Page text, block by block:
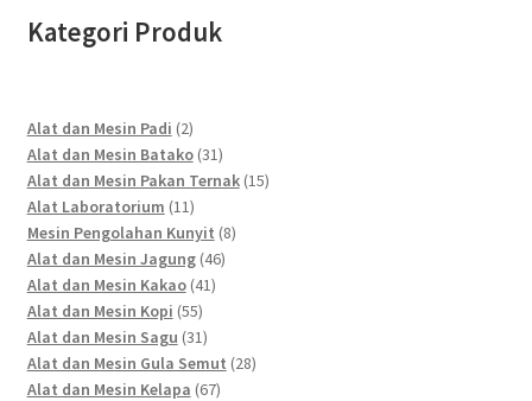
Kategori Produk
Alat dan Mesin Padi 22
products
Alat dan Mesin Batako 3131
products
Alat dan Mesin Pakan Ternak 1515
Alat Laboratorium 1111
products
Mesin Pengolahan Kunyit 88
Alat dan Mesin Jagung 4646
Alat dan Mesin Kakao 4141
Alat dan Mesin Kopi 5555
products
Alat dan Mesin Sagu 3131
products
Alat dan Mesin Gula Semut 2828
Alat dan Mesin Kelapa 6767